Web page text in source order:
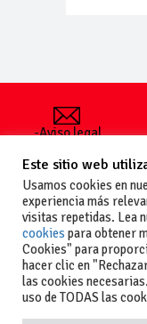
-Aviso legal
generales
de uso
-Política de
privacidad
-Política de
cookies
Este sitio web
Usamos cookies en
experiencia más
visitas repetidas. Lea
cookies para obtener
Cookies" para
hacer clic en
las cookies
uso de TODAS las